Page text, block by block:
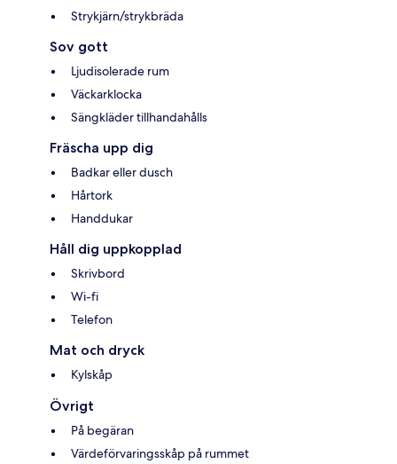
Strykjärn/strykbräda
Sov gott
Ljudisolerade rum
Väckarklocka
Sängkläder tillhandahålls
Fräscha upp dig
Badkar eller dusch
Hårtork
Handdukar
Håll dig uppkopplad
Skrivbord
Wi-fi
Telefon
Mat och dryck
Kylskåp
Övrigt
På begäran
Värdeförvaringsskåp på rummet